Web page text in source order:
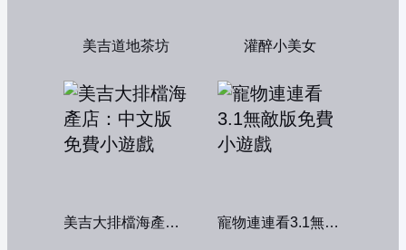
美吉道地茶坊 灌醉小美女
美吉大排檔海產店：中文版 寵物連連看3.1無敵版